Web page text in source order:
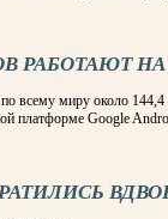
РАБОТАЮТ НА
всему миру около
платформе Google